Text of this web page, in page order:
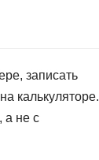
записать
калькуляторе.
а не с